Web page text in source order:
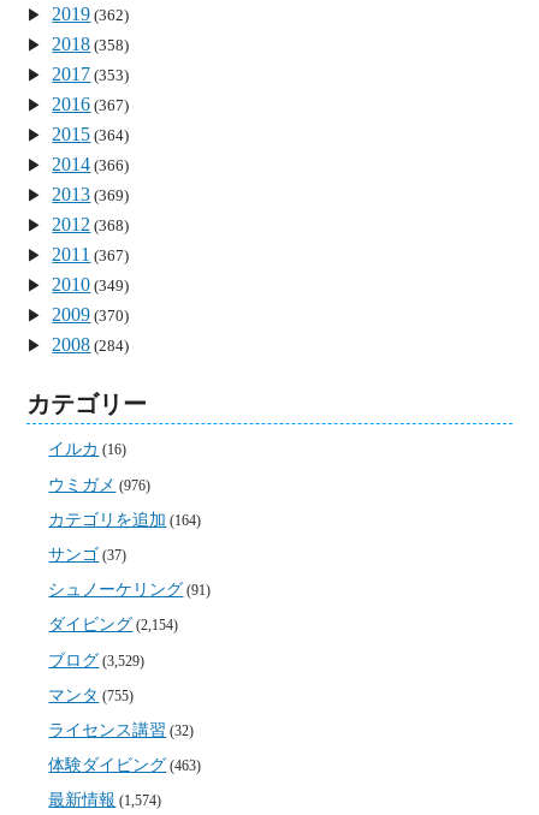
2019 (362)
2018 (358)
2017 (353)
2016 (367)
2015 (364)
2014 (366)
2013 (369)
2012 (368)
2011 (367)
2010 (349)
2009 (370)
2008 (284)
カテゴリー
イルカ (16)
ウミガメ (976)
カテゴリを追加 (164)
サンゴ (37)
シュノーケリング (91)
ダイビング (2,154)
ブログ (3,529)
マンタ (755)
ライセンス講習 (32)
体験ダイビング (463)
最新情報 (1,574)